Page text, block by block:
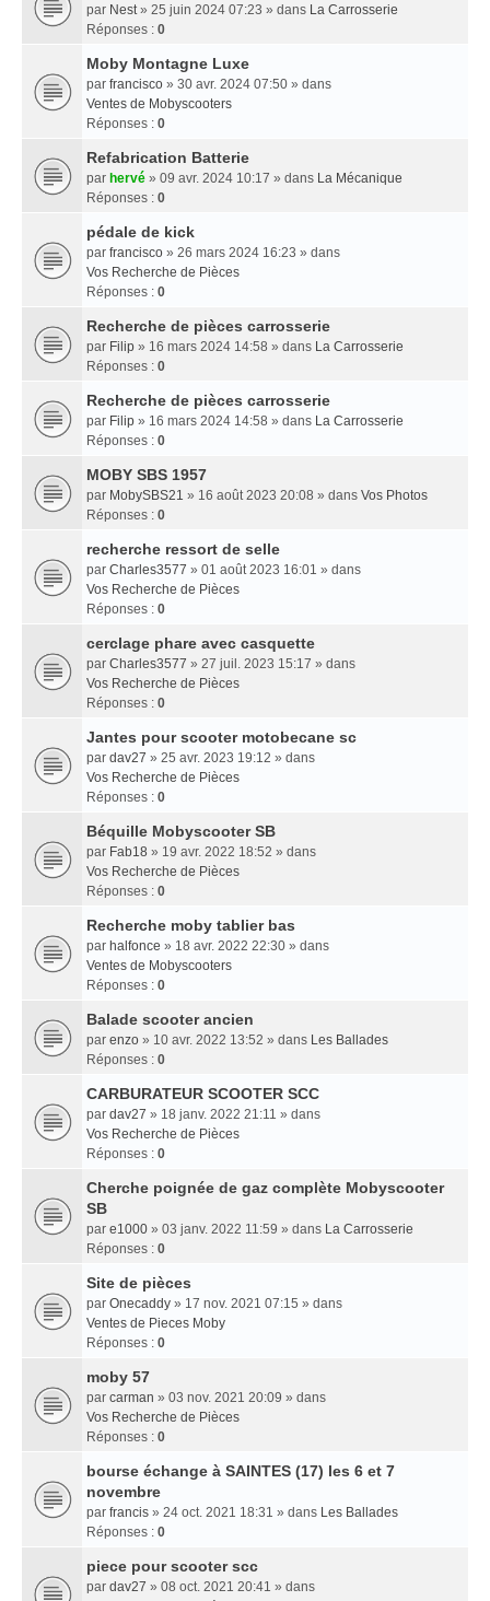
par Nest» 25 juin 2024 07:23 » dans La Carrosserie
Réponses : 0
Moby Montagne Luxe
par francisco » 30 avr. 2024 07:50 » dans
Ventes de Mobyscooters
Réponses : 0
Refabrication Batterie
par hervé » 09 avr. 2024 10:17 » dans La Mécanique
Réponses : 0
pédale de kick
par francisco » 26 mars 2024 16:23 » dans
Vos Recherche de Pièces
Réponses : 0
Recherche de pièces carrosserie
par Filip » 16 mars 2024 14:58 » dans La Carrosserie
Réponses : 0
Recherche de pièces carrosserie
par Filip » 16 mars 2024 14:58 » dans La Carrosserie
Réponses : 0
MOBY SBS 1957
par MobySBS21 » 16 août 2023 20:08 » dans Vos Photos
Réponses : 0
recherche ressort de selle
par Charles3577 » 01 août 2023 16:01 » dans
Vos Recherche de Pièces
Réponses : 0
cerclage phare avec casquette
par Charles3577 » 27 juil. 2023 15:17 » dans
Vos Recherche de Pièces
Réponses : 0
Jantes pour scooter motobecane sc
par dav27 » 25 avr. 2023 19:12 » dans
Vos Recherche de Pièces
Réponses : 0
Béquille Mobyscooter SB
par Fab18 » 19 avr. 2022 18:52 » dans
Vos Recherche de Pièces
Réponses : 0
Recherche moby tablier bas
par halfonce » 18 avr. 2022 22:30 » dans
Ventes de Mobyscooters
Réponses : 0
Balade scooter ancien
par enzo » 10 avr. 2022 13:52 » dans Les Ballades
Réponses : 0
CARBURATEUR SCOOTER SCC
par dav27 » 18 janv. 2022 21:11 » dans
Vos Recherche de Pièces
Réponses : 0
Cherche poignée de gaz complète Mobyscooter
SB
par e1000 » 03 janv. 2022 11:59 » dans La Carrosserie
Réponses : 0
Site de pièces
par Onecaddy » 17 nov. 2021 07:15 » dans
Ventes de Pieces Moby
Réponses : 0
moby 57
par carman » 03 nov. 2021 20:09 » dans
Vos Recherche de Pièces
Réponses : 0
bourse échange à SAINTES (17) les 6 et 7
novembre
par francis » 24 oct. 2021 18:31 » dans Les Ballades
Réponses : 0
piece pour scooter scc
par dav27 » 08 oct. 2021 20:41 » dans